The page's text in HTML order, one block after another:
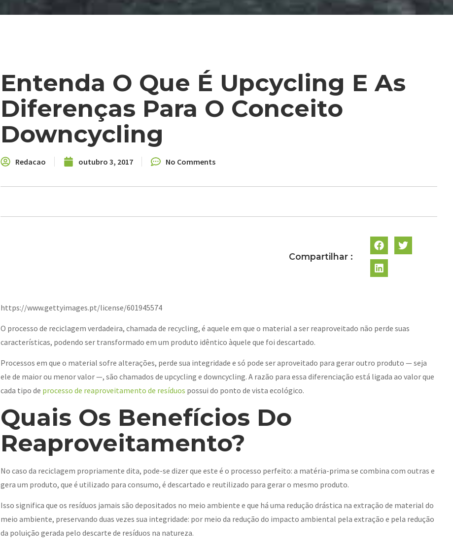
Entenda O Que É Upcycling E As
Diferenças Para O Conceito
Downcycling
Redacao outubro 3, 2017 No Comments
Compartilhar :
https://www.gettyimages.pt/license/601945574
O processo de reciclagem verdadeira, chamada de recycling, é aquele em que o material a ser reaproveitado não perde suas
características, podendo ser transformado em um produto idêntico àquele que foi descartado.
Processos em que o material sofre alterações, perde sua integridade e só pode ser aproveitado para gerar outro produto — seja
ele de maior ou menor valor —, são chamados de upcycling e downcycling. A razão para essa diferenciação está ligada ao valor que
cada tipo de processo de reaproveitamento de resíduos possui do ponto de vista ecológico.
Quais Os Benefícios Do
Reaproveitamento?
No caso da reciclagem propriamente dita, pode-se dizer que este é o processo perfeito: a matéria-prima se combina com outras e
gera um produto, que é utilizado para consumo, é descartado e reutilizado para gerar o mesmo produto.
Isso significa que os resíduos jamais são depositados no meio ambiente e que há uma redução drástica na extração de material do
meio ambiente, preservando duas vezes sua integridade: por meio da redução do impacto ambiental pela extração e pela redução
da poluição gerada pelo descarte de resíduos na natureza.